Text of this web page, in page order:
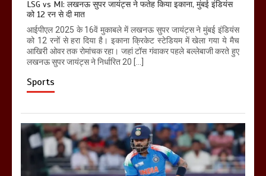
LSG vs MI: लखनऊ सुपर जायंट्स ने फतेह किया इकाना, मुंबई इंडियंस
को 12 रन से दी मात
आईपीएल 2025 के 16वें मुकाबले में लखनऊ सुपर जायंट्स ने मुंबई इंडियंस
को 12 रनों से हरा दिया है। इकाना क्रिकेट स्टेडियम में खेला गया ये मैच
आखिरी ओवर तक रोमांचक रहा। जहां टॉस गंवाकर पहले बल्लेबाजी करते हुए
लखनऊ सुपर जायंट्स ने निर्धारित 20 […]
Sports